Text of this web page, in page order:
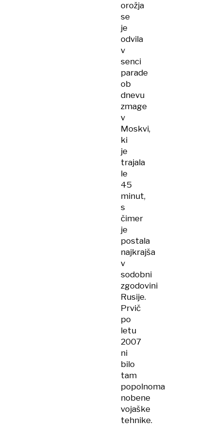
orožja
se
je
odvila
v
senci
parade
ob
dnevu
zmage
v
Moskvi,
ki
je
trajala
le
45
minut,
s
čimer
je
postala
najkrajša
v
sodobni
zgodovini
Rusije.
Prvič
po
letu
2007
ni
bilo
tam
popolnoma
nobene
vojaške
tehnike.